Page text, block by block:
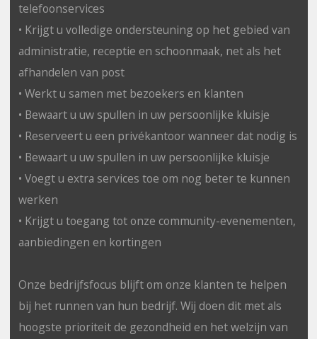
telefoonservices
• Krijgt u volledige ondersteuning op het gebied van
administratie, receptie en schoonmaak, net als het
afhandelen van post
• Werkt u samen met bezoekers en klanten
• Bewaart u uw spullen in uw persoonlijke kluisje
• Reserveert u een privékantoor wanneer dat nodig is
• Bewaart u uw spullen in uw persoonlijke kluisje
• Voegt u extra services toe om nog beter te kunnen
werken
• Krijgt u toegang tot onze community-evenementen,
aanbiedingen en kortingen
Onze bedrijfsfocus blijft om onze klanten te helpen
bij het runnen van hun bedrijf. Wij doen dit met als
hoogste prioriteit de gezondheid en het welzijn van